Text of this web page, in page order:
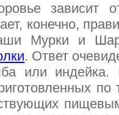
зависит
конечно,
Мурки и
. Ответ
или